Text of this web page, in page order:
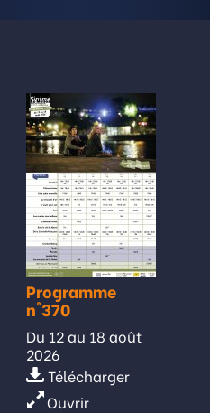
Programme
n°370
Du 12 au 18 août
2026
Télécharger
Ouvrir